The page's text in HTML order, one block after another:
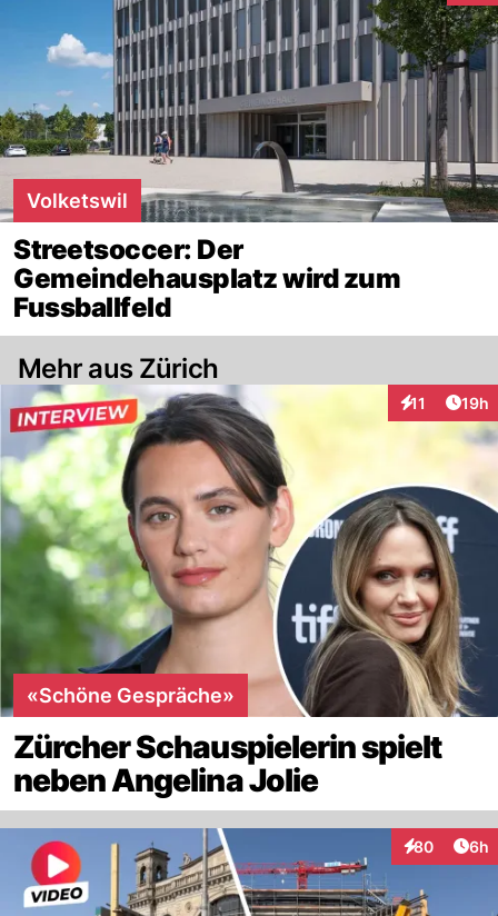
Volketswil
Streetsoccer: Der
Gemeindehausplatz wird zum
Fussballfeld
Mehr aus Zürich
11
Interaktionen
19h
«Schöne Gespräche»
Zürcher Schauspielerin spielt
neben Angelina Jolie
80
Interaktionen
6h